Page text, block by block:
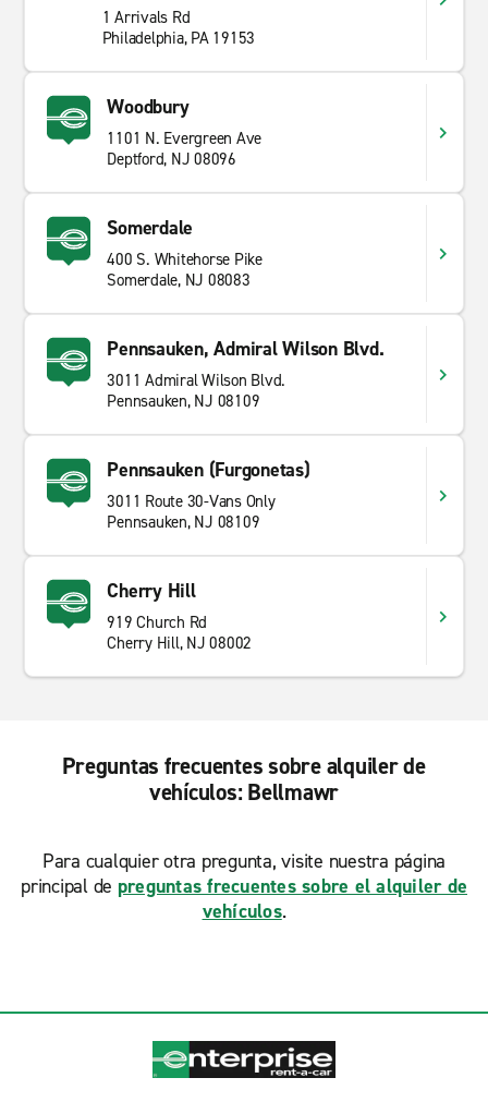
1 Arrivals Rd
Philadelphia, PA 19153
Woodbury
1101 N. Evergreen Ave
Deptford, NJ 08096
Somerdale
400 S. Whitehorse Pike
Somerdale, NJ 08083
Pennsauken, Admiral Wilson Blvd.
3011 Admiral Wilson Blvd.
Pennsauken, NJ 08109
Pennsauken (Furgonetas)
3011 Route 30-Vans Only
Pennsauken, NJ 08109
Cherry Hill
919 Church Rd
Cherry Hill, NJ 08002
Preguntas frecuentes sobre alquiler de
vehículos: Bellmawr
Para cualquier otra pregunta, visite nuestra página
principal de preguntas frecuentes sobre el alquiler de
vehículos.